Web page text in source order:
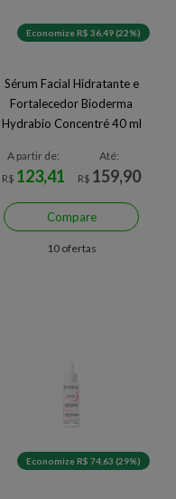
Economize R$ 36,49 (22%)
Sérum Facial Hidratante e
Fortalecedor Bioderma
Hydrabio Concentré 40 ml
A partir de:
R$ 123,41
Até:
R$ 159,90
Compare
10 ofertas
Economize R$ 74,63 (29%)